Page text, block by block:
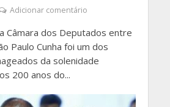
Adicionar comentário
Câmara dos Deputados entre
Paulo Cunha foi um dos
da solenidade
200 anos do...